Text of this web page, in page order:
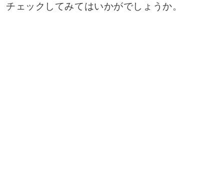
チェックしてみてはいかがでしょうか。